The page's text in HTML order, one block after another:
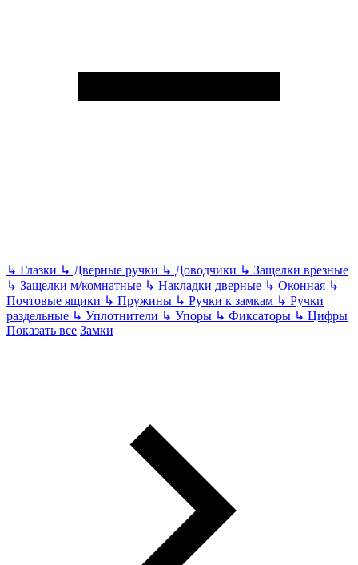
↳ Глазки ↳ Дверные ручки ↳ Доводчики ↳ Защелки врезные
↳ Защелки м/комнатные ↳ Накладки дверные ↳ Оконная ↳
Почтовые ящики ↳ Пружины ↳ Ручки к замкам ↳ Ручки
раздельные ↳ Уплотнители ↳ Упоры ↳ Фиксаторы ↳ Цифры
Показать все Замки